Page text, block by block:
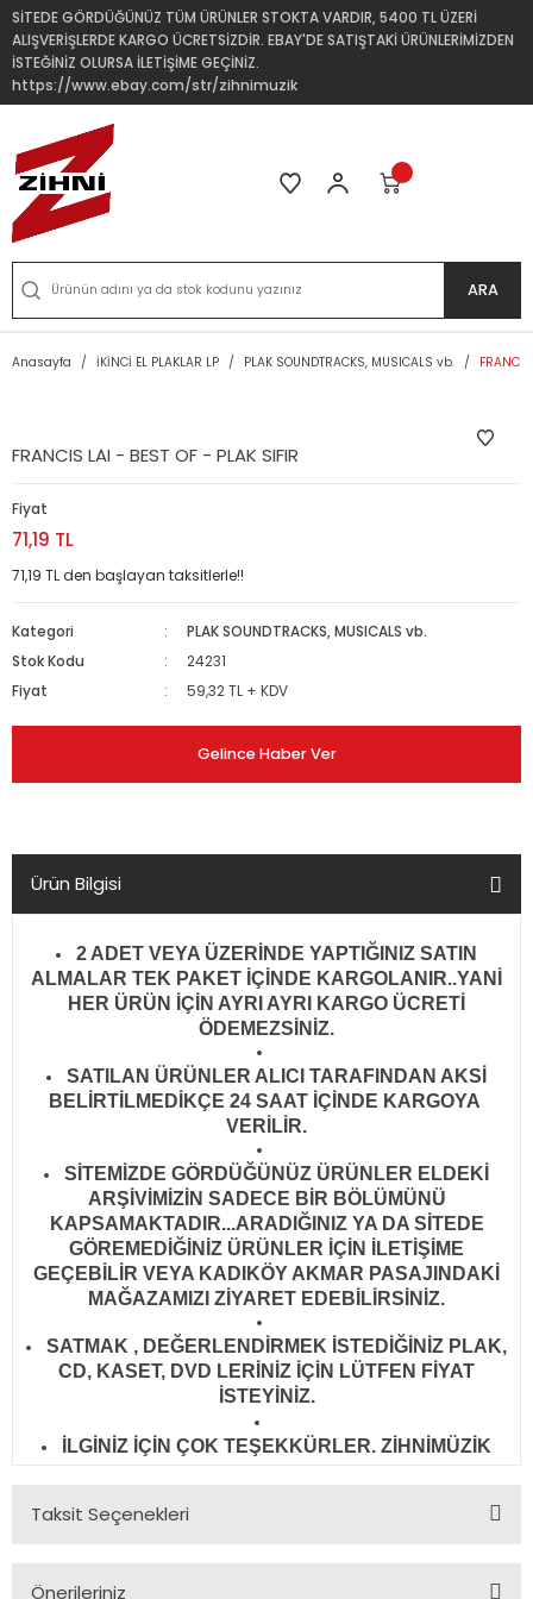
SİTEDE GÖRDÜĞÜNÜZ TÜM ÜRÜNLER STOKTA VARDIR, 5400 TL ÜZERİ
ALIŞVERİŞLERDE KARGO ÜCRETSİZDİR. EBAY'DE SATIŞTAKİ ÜRÜNLERİMİZDEN
İSTEĞİNİZ OLURSA İLETİŞİME GEÇİNİZ.
https://www.ebay.com/str/zihnimuzik
ARA
Anasayfa İKİNCİ EL PLAKLAR LP PLAK SOUNDTRACKS, MUSICALS vb.
FRANCIS LAI - BEST OF - PLAK SIFIR
Fiyat
71,19 TL
71,19 TL den başlayan taksitlerle!!
Kategori
PLAK SOUNDTRACKS, MUSICALS vb.
Stok Kodu
24231
Fiyat
59,32 TL + KDV
Gelince Haber Ver
Ürün Bilgisi
2 ADET VEYA ÜZERİNDE YAPTIĞINIZ SATIN
ALMALAR TEK PAKET İÇİNDE KARGOLANIR..YANİ
HER ÜRÜN İÇİN AYRI AYRI KARGO ÜCRETİ
ÖDEMEZSİNİZ.
SATILAN ÜRÜNLER ALICI TARAFINDAN AKSİ
BELİRTİLMEDİKÇE 24 SAAT İÇİNDE KARGOYA
VERİLİR.
SİTEMİZDE GÖRDÜĞÜNÜZ ÜRÜNLER ELDEKİ
ARŞİVİMİZİN SADECE BİR BÖLÜMÜNÜ
KAPSAMAKTADIR...ARADIĞINIZ YA DA SİTEDE
GÖREMEDİĞİNİZ ÜRÜNLER İÇİN İLETİŞİME
GEÇEBİLİR VEYA KADIKÖY AKMAR PASAJINDAKİ
MAĞAZAMIZI ZİYARET EDEBİLİRSİNİZ.
SATMAK , DEĞERLENDİRMEK İSTEDİĞİNİZ PLAK,
CD, KASET, DVD LERİNİZ İÇİN LÜTFEN FİYAT
İSTEYİNİZ.
İLGİNİZ İÇİN ÇOK TEŞEKKÜRLER. ZİHNİMÜZİK
Taksit Seçenekleri
Önerileriniz